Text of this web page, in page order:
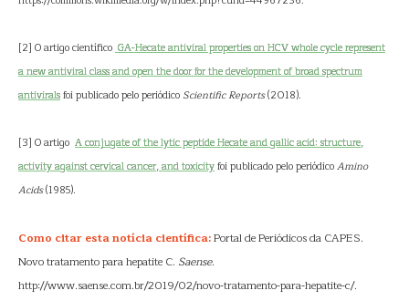
[2] O artigo científicoGA-Hecate antiviral properties on HCV whole cycle represent
a new antiviral class and open the door for the development of broad spectrum
antiviralsfoi publicado pelo periódico Scientific Reports(2018).
[3] O artigo A conjugate of the lytic peptide Hecate and gallic acid: structure,
activity against cervical cancer, and toxicityfoi publicado pelo periódicoAmino
Acids(1985).
Como citar esta notícia científica:Portal de Periódicos da CAPES.
Novo tratamento para hepatite C. Saense.
http://www.saense.com.br/2019/02/novo-tratamento-para-hepatite-c/.